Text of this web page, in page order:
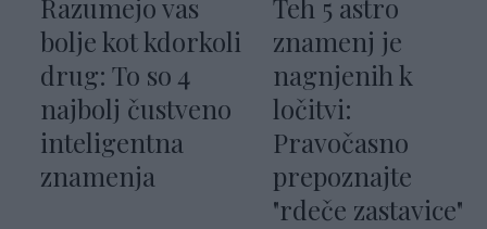
Razumejo vas
bolje kot kdorkoli
drug: To so 4
najbolj čustveno
inteligentna
znamenja
Teh 5 astro
znamenj je
nagnjenih k
ločitvi:
Pravočasno
prepoznajte
"rdeče zastavice"